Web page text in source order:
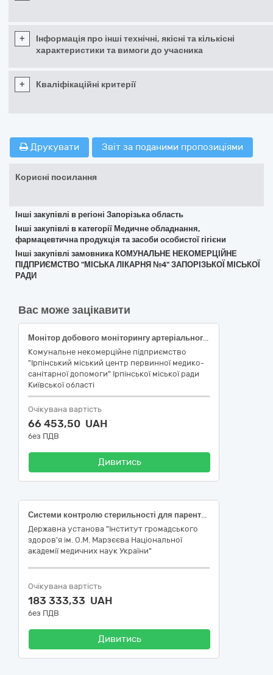
+
Інформація про інші технічні, якісні та кількісні
характеристики та вимоги до учасника
+ Кваліфікаційні критерії
Друкувати Звіт за поданими пропозиціями
Корисні посилання
Інші закупівлі в регіоні Запорізька область
Інші закупівлі в категорії Медичне обладнання,
фармацевтична продукція та засоби особистої гігієни
Інші закупівлі замовника КОМУНАЛЬНЕ НЕКОМЕРЦІЙНЕ
ПІДПРИЄМСТВО "МІСЬКА ЛІКАРНЯ №4" ЗАПОРІЗЬКОЇ МІСЬКОЇ
РАДИ
Вас може зацікавити
Монітор добового моніторингу артеріального тиску, (Монітор пацієнта ABPM 50 або еквівалент), за ДК 021:2015 33120000-7 — Системи реєстрації медичної інформації та дослідне обладнання (НК 024:2023 33586 - Система моніторингу фізіологічних показників одного пацієнта, код НК 031:2024 Z12050404- ХОЛТЕРІВСЬКІ СИСТЕМИ РЕЄСТРАЦІЇ АРТЕРІАЛЬНОГО ТИСКУ), ЕКГ електроди одноразові для функціональних досліджень
Комунальне некомерційне підприємство
"Ірпінський міський центр первинної медико-
санітарної допомоги" Ірпінської міської ради
Київської області
Очікувана вартість
66 453,50 UAH
без ПДВ
Дивитись
Системи контролю стерильності для парентеральних розчинів у маленьких флаконах - фільтрація закритого типу
Державна установа "Інститут громадського
здоров'я ім. О.М. Марзєєва Національної
академії медичних наук України"
Очікувана вартість
183 333,33 UAH
без ПДВ
Дивитись